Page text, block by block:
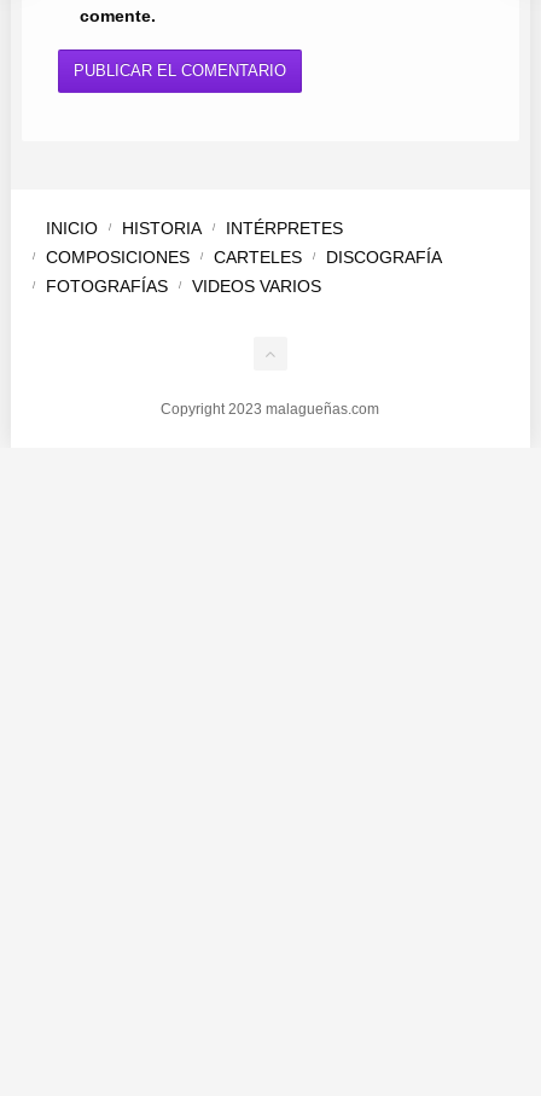
comente.
Copyright 2023 malagueñas.com
INICIO HISTORIA
INTÉRPRETES
COMPOSICIONES
CARTELES
DISCOGRAFÍA
FOTOGRAFÍAS
VIDEOS VARIOS